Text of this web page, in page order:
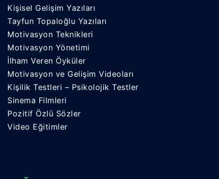
Kişisel Gelişim Yazıları
Tayfun Topaloğlu Yazıları
Motivasyon Teknikleri
Motivasyon Yönetimi
İlham Veren Öyküler
Motivasyon ve Gelişim Videoları
Kişilik Testleri – Psikolojik Testler
Sinema Filmleri
Pozitif Özlü Sözler
Video Eğitimler